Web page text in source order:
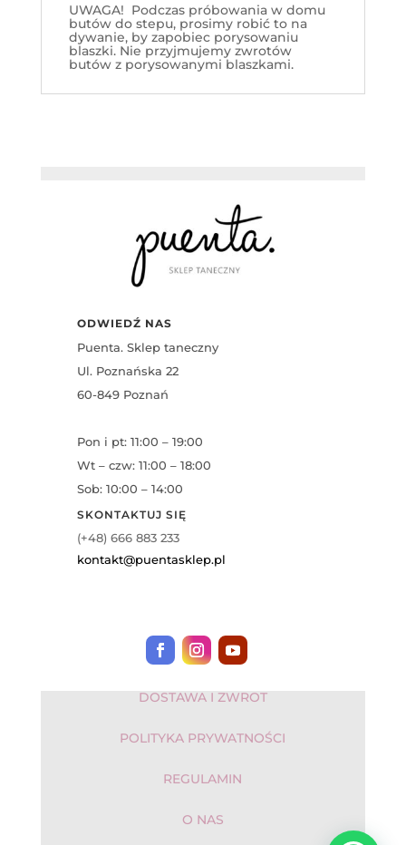
UWAGA! Podczas próbowania w domu
butów do stepu, prosimy robić to na
dywanie, by zapobiec porysowaniu
blaszki. Nie przyjmujemy zwrotów
butów z porysowanymi blaszkami.
ODWIEDŹ NAS
Puenta. Sklep taneczny
Ul. Poznańska 22
60-849 Poznań
Pon i pt: 11:00 – 19:00
Wt – czw: 11:00 – 18:00
Sob: 10:00 – 14:00
SKONTAKTUJ SIĘ
(+48) 666 883 233
kontakt@puentasklep.pl
DOSTAWA I ZWROT
POLITYKA PRYWATNOŚCI
REGULAMIN
O NAS